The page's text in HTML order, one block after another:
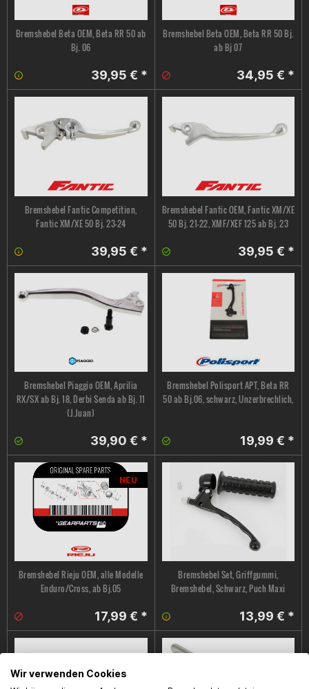
Bremshebel Beta OEM, Beta RR 50 ab
Bj. 06
39,95 € *
Bremshebel Beta OEM, Beta RR 50 Bj.
ab Bj 07
34,95 € *
Bremshebel Fantic Competition,
Fantic XM/XE 50 Bj. 23-24
39,95 € *
Bremshebel Fantic OEM, Fantic XM/XE
50 Bj. 21-22, XMF/XEF 125 ab Bj. 23
39,95 € *
Bremshebel Piaggio OEM, Aprilia
RX/SX ab Bj. 18, Derbi Senda ab Bj. 11
(J.Juan)
39,90 € *
Bremshebel Polisport APT, Beta RR
50 ab Bj.06, schwarz, Unzerbrechlich,
19,99 € *
NEU
Bremshebel Rieju OEM, alle Modelle
Enduro/Cross, ab Bj.05
17,99 € *
Bremshebel Set, Griffgummi,
Bremshebel, Schwarz, Puch Maxi
13,99 € *
Wir verwenden Cookies